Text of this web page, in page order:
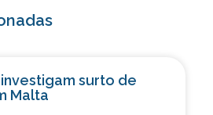
surto de
Malta